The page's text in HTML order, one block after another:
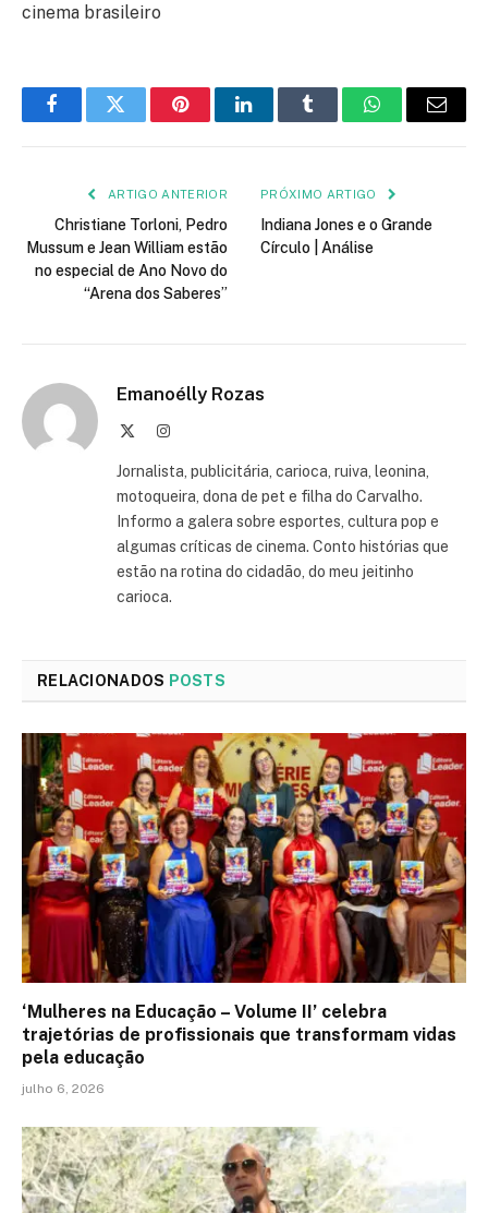
cinema brasileiro
FacebookTwitter PinterestLinkedInTumblr WhatsApp
E-
ARTIGO ANTERIOR
Christiane Torloni, Pedro
Mussum e Jean William estão
no especial de Ano Novo do
“Arena dos Saberes”
PRÓXIMO ARTIGO
Indiana Jones e o Grande
Círculo | Análise
Emanoélly Rozas
Instagram
Jornalista, publicitária, carioca, ruiva, leonina,
motoqueira, dona de pet e filha do Carvalho.
Informo a galera sobre esportes, cultura pop e
algumas críticas de cinema. Conto histórias que
estão na rotina do cidadão, do meu jeitinho
carioca.
RELACIONADOS POSTS
‘Mulheres na Educação – Volume II’ celebra
trajetórias de profissionais que transformam vidas
pela educação
julho 6, 2026